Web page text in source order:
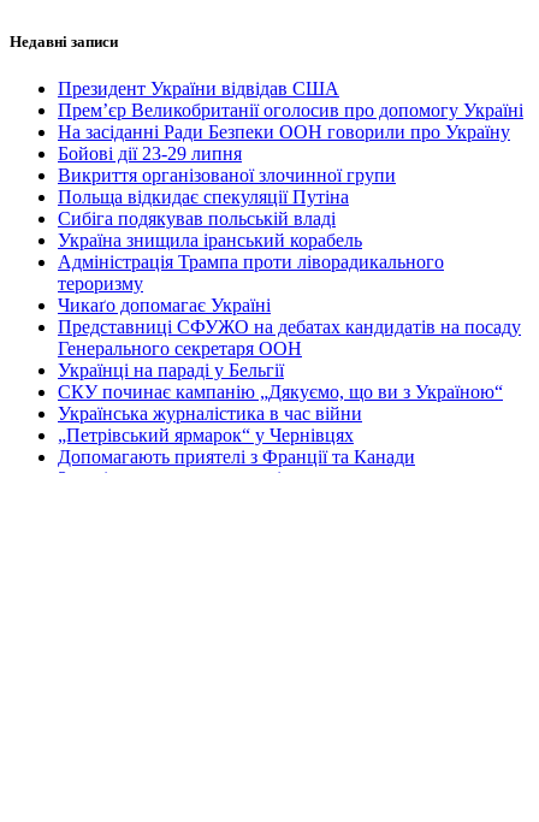
Недавні записи
Президент України відвідав США
Прем’єр Великобританії оголосив про допомогу Україні
На засіданні Ради Безпеки ООН говорили про Україну
Бойові дії 23-29 липня
Викриття організованої злочинної групи
Польща відкидає спекуляції Путіна
Сибіга подякував польській владі
Україна знищила іранський корабель
Адміністрація Трампа проти ліворадикального
тероризму
Чикаґо допомагає Україні
Представниці СФУЖО на дебатах кандидатів на посаду
Генерального секретаря ООН
Українці на параді у Бельгії
СКУ починає кампанію „Дякуємо, що ви з Україною“
Українська журналістика в час війни
„Петрівський ярмарок“ у Чернівцях
Допомагають приятелі з Франції та Канади
Зустріч громади з мером міста